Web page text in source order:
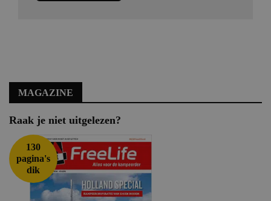
MAGAZINE
Raak je niet uitgelezen?
130
pagina's
dik